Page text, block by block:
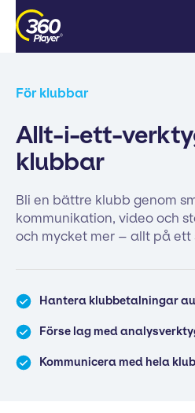
För klubbar
Allt-i-ett-
klubbar
Bli en bättre klubb genom
kommunikation, video och
och mycket mer – allt på ett
Hantera klubbetalningar
Förse lag med
Kommunicera med hela